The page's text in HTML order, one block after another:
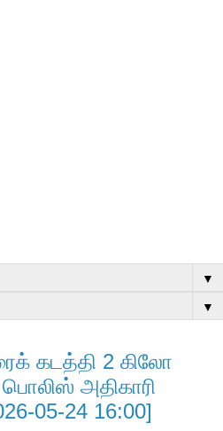
▼
▼
கடத்தி 2 கிலோ
அதிகாரி
05-24 16:00]